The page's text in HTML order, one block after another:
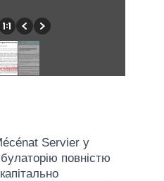
Servier у
повністю